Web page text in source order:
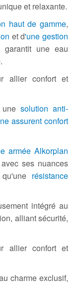
et relaxante.
haut de gamme,
et d'une gestion
garantit une eau
allier confort et
solution anti-
assurent confort
armée Alkorplan
ses nuances
résistance
intégré au
alliant sécurité,
allier confort et
charme exclusif,